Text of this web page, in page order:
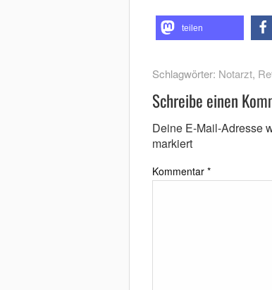
teilen
Schlagwörter: Notarzt,
Schreibe einen
Deine E-Mail-Adresse
markiert
Kommentar *